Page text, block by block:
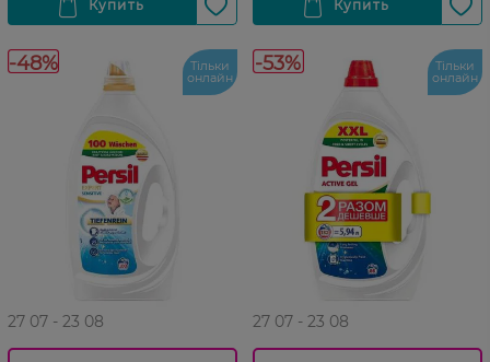
-48% Тільки
онлайн
27 07 - 23 08
-53% Тільки
онлайн
27 07 - 23 08